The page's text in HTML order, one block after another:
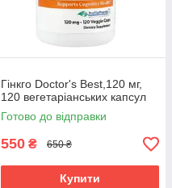
Гінкго Doctor's Best,120 мг,
120 вегетаріанських капсул
Готово до відправки
550 ₴ 650 ₴
Купити